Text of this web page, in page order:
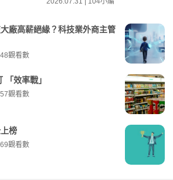
廠高薪絕緣？科技業外商主管
觀看數
效率戰」
觀看數
榜
觀看數